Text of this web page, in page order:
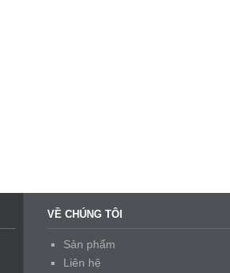
VỀ CHÚNG TÔI
Sản phẩm
Liên hệ